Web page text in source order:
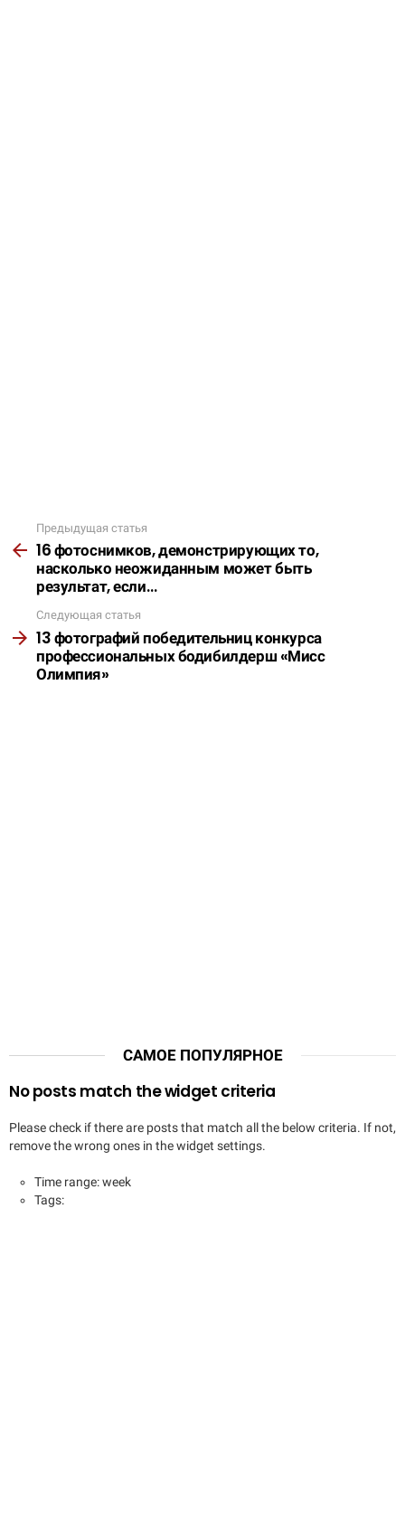
Подробнее
Предыдущая статья
16 фотоснимков, демонстрирующих то,
насколько неожиданным может быть
результат, если…
Следующая статья
13 фотографий победительниц конкурса
профессиональных бодибилдерш «Мисс
Олимпия»
САМОЕ ПОПУЛЯРНОЕ
No posts match the widget criteria
Please check if there are posts that match all the below criteria. If not,
remove the wrong ones in the widget settings.
Time range: week
Tags: